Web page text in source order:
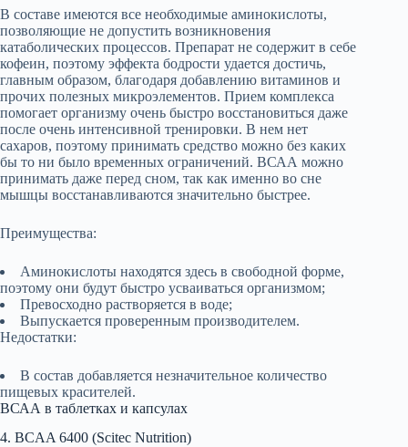
В составе имеются все необходимые аминокислоты,
позволяющие не допустить возникновения
катаболических процессов. Препарат не содержит в себе
кофеин, поэтому эффекта бодрости удается достичь,
главным образом, благодаря добавлению витаминов и
прочих полезных микроэлементов. Прием комплекса
помогает организму очень быстро восстановиться даже
после очень интенсивной тренировки. В нем нет
сахаров, поэтому принимать средство можно без каких
бы то ни было временных ограничений. ВСАА можно
принимать даже перед сном, так как именно во сне
мышцы восстанавливаются значительно быстрее.
Преимущества:
Аминокислоты находятся здесь в свободной форме,
поэтому они будут быстро усваиваться организмом;
Превосходно растворяется в воде;
Выпускается проверенным производителем.
Недостатки:
В состав добавляется незначительное количество
пищевых красителей.
ВСАА в таблетках и капсулах
4. BCAA 6400 (Scitec Nutrition)